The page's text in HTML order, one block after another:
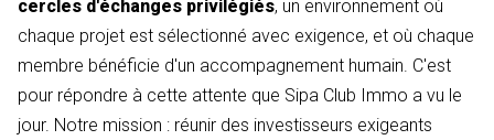
cercles d'échanges privilégiés, un environnement où
chaque projet est sélectionné avec exigence, et où chaque
membre bénéficie d'un accompagnement humain. C'est
pour répondre à cette attente que Sipa Club Immo a vu le
jour. Notre mission : réunir des investisseurs exigeants